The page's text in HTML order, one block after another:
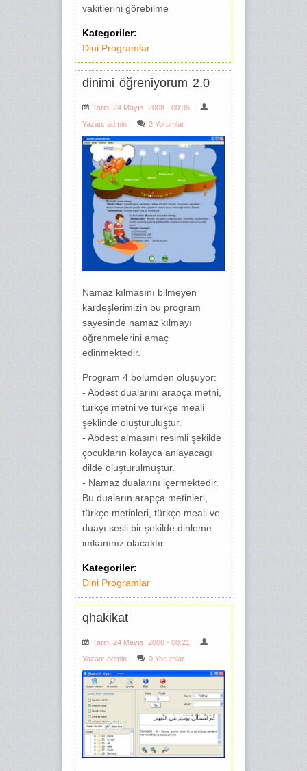
vakitlerini görebilme
Kategoriler:
Dini Programlar
dinimi öğreniyorum 2.0
Tarih: 24 Mayıs, 2008 - 00:35
Yazan: admin 2 Yorumlar
Namaz kılmasını bilmeyen
kardeşlerimizin bu program
sayesinde namaz kılmayı
öğrenmelerini amaç
edinmektedir.
Program 4 bölümden oluşuyor:
- Abdest dualarını arapça metni,
türkçe metni ve türkçe meali
şeklinde oluşturuluştur.
- Abdest almasını resimli şekilde
çocukların kolayca anlayacagı
dilde oluşturulmuştur.
- Namaz dualarını içermektedir.
Bu duaların arapça metinleri,
türkçe metinleri, türkçe meali ve
duayı sesli bir şekilde dinleme
imkanınız olacaktır.
Kategoriler:
Dini Programlar
qhakikat
Tarih: 24 Mayıs, 2008 - 00:21
Yazan: admin 0 Yorumlar